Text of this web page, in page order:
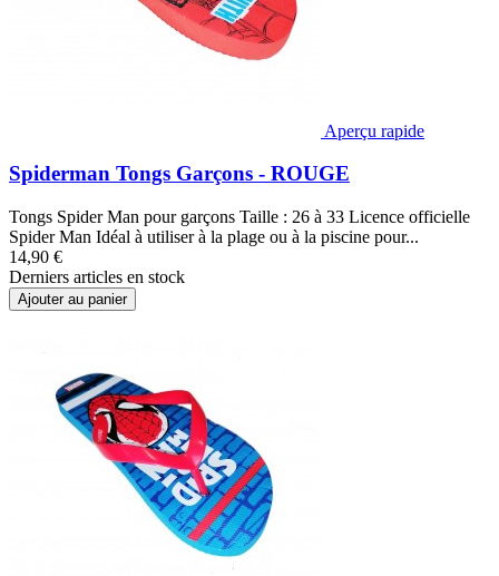
Aperçu rapide
Spiderman Tongs Garçons - ROUGE
Tongs Spider Man pour garçons Taille : 26 à 33 Licence officielle
Spider Man Idéal à utiliser à la plage ou à la piscine pour...
14,90 €
Derniers articles en stock
Ajouter au panier